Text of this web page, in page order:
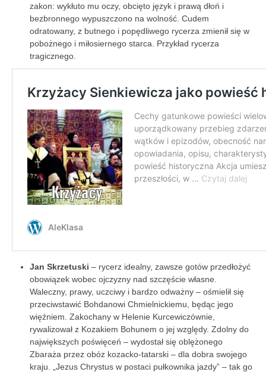
zakon: wykłuto mu oczy, obcięto język i prawą dłoń i
bezbronnego wypuszczono na wolność. Cudem
odratowany, z butnego i popędliwego rycerza zmienił się w
pobożnego i miłosiernego starca. Przykład rycerza
tragicznego.
Jan Skrzetuski – rycerz idealny, zawsze gotów przedłożyć
obowiązek wobec ojczyzny nad szczęście własne.
Waleczny, prawy, uczciwy i bardzo odważny – ośmielił się
przeciwstawić Bohdanowi Chmielnickiemu, będąc jego
więźniem. Zakochany w Helenie Kurcewiczównie,
rywalizował z Kozakiem Bohunem o jej względy. Zdolny do
największych poświęceń – wydostał się oblężonego
Zbaraża przez obóz kozacko-tatarski – dla dobra swojego
kraju. „Jezus Chrystus w postaci pułkownika jazdy” – tak go